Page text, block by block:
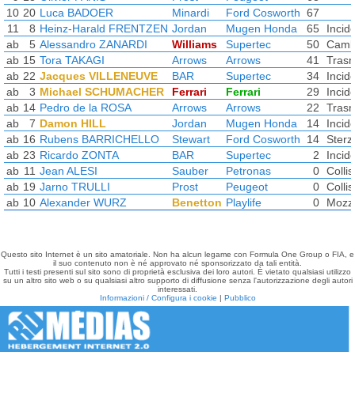
10 20 Luca BADOER Minardi Ford Cosworth 67
11
8 Heinz-Harald FRENTZEN Jordan Mugen Honda 65
ab
5 Alessandro ZANARDI Williams Supertec 50
ab 15 Tora TAKAGI Arrows Arrows 41
ab 22 Jacques VILLENEUVE BAR Supertec 34
ab
3 Michael SCHUMACHER Ferrari Ferrari 29
ab 14 Pedro de la ROSA Arrows Arrows 22
ab
7 Damon HILL Jordan Mugen Honda 14
ab 16 Rubens BARRICHELLO Stewart Ford Cosworth 14
ab 23 Ricardo ZONTA BAR Supertec 2
ab 11 Jean ALESI Sauber Petronas 0
ab 19 Jarno TRULLI Prost Peugeot 0
ab 10 Alexander WURZ Benetton Playlife 0
Questo sito Internet è un sito amatoriale. Non ha alcun legame con Formula One Group o FIA, e
il suo contenuto non è né approvato né sponsorizzato da tali entità.
Tutti i testi presenti sul sito sono di proprietà esclusiva dei loro autori. È vietato qualsiasi utilizzo
su un altro sito web o su qualsiasi altro supporto di diffusione senza l'autorizzazione degli autori
interessati.
Informazioni / Configura i cookie | Pubblico